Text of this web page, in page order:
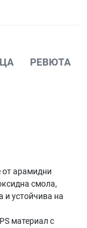
РЕВЮТА
от арамидни
смола,
и устойчива на
материал с